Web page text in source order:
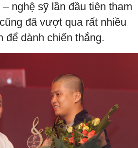
nghệ sỹ lần đầu tiên tham
đã vượt qua rất nhiều
để dành chiến thắng.